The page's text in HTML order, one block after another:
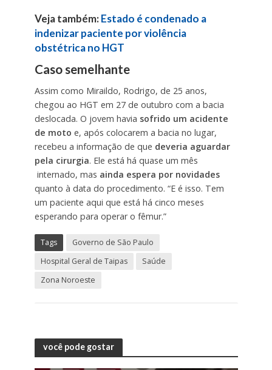
Veja também:Estado é condenado a
indenizar paciente por violência
obstétrica no HGT
Caso semelhante
Assim como Miraildo, Rodrigo, de 25 anos,
chegou ao HGT em 27 de outubro com a bacia
deslocada. O jovem havia sofrido um acidente
de moto e, após colocarem a bacia no lugar,
recebeu a informação de que deveria aguardar
pela cirurgia. Ele está há quase um mês
internado, mas ainda espera por novidades
quanto à data do procedimento. “E é isso. Tem
um paciente aqui que está há cinco meses
esperando para operar o fêmur.”
Tags
Governo de São Paulo
Hospital Geral de Taipas
Saúde
Zona Noroeste
você pode gostar